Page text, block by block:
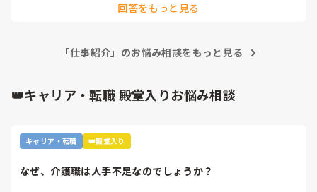
さんが帰宅直後から不穏だったらしいけど、
部屋に帰ってくれと連呼してスイッチを入れたのだろうと
帰宅願望だけな訳ないだろうに、特に外泊帰りなら余計に興
奮するってm(._.)m
その時にの記録一切なしᕦ(ò_óˇ)ᕤ
仕事になりませんだってᕦ(ò_óˇ)ᕤ
に、記録に残さないのは信じられません。
回答をもっと見る
「仕事紹介」のお悩み相談をもっと見る
👑キャリア・転職 殿堂入りお悩み相談
キャリア・転職 👑殿堂入り
なぜ、介護職は人手不足なのでしょうか？